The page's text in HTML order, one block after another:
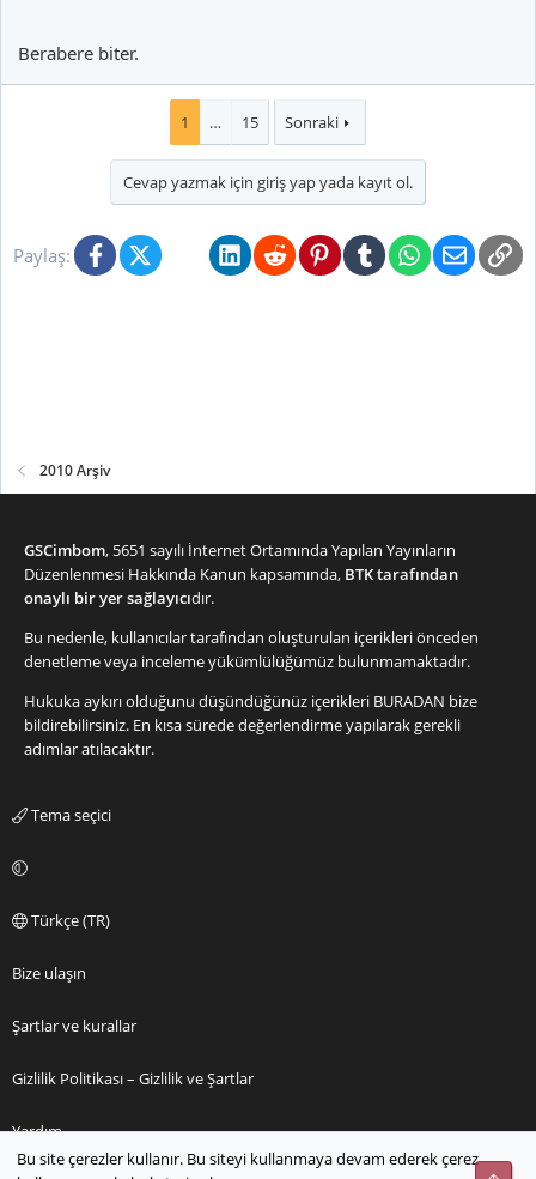
Berabere biter.
1 … 15 Sonraki
Cevap yazmak için giriş yap yada kayıt ol.
Paylaş: FacebookX (Twitter)BlueskyLinkedInRedditPinterestTumblrWhatsApp
E-posta
2010 Arşiv
GSCimbom, 5651 sayılı İnternet Ortamında Yapılan Yayınların
Düzenlenmesi Hakkında Kanun kapsamında, BTK tarafından
onaylı bir yer sağlayıcıdır.
Bu nedenle, kullanıcılar tarafından oluşturulan içerikleri önceden
denetleme veya inceleme yükümlülüğümüz bulunmamaktadır.
Hukuka aykırı olduğunu düşündüğünüz içerikleri BURADAN bize
bildirebilirsiniz. En kısa sürede değerlendirme yapılarak gerekli
adımlar atılacaktır.
Tema seçici
Türkçe (TR)
Bize ulaşın
Şartlar ve kurallar
Gizlilik Politikası – Gizlilik ve Şartlar
Yardım
Bu site çerezler kullanır. Bu siteyi kullanmaya devam ederek çerez